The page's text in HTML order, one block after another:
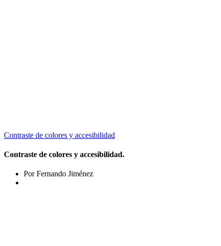
Contraste de colores y accesibilidad
Contraste de colores y accesibilidad.
Por Fernando Jiménez